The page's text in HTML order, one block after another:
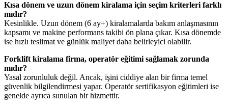
Kısa dönem ve uzun dönem kiralama için seçim kriterleri farklı
mıdır?
Kesinlikle. Uzun dönem (6 ay+) kiralamalarda bakım anlaşmasının
kapsamı ve makine performans takibi ön plana çıkar. Kısa dönemde
ise hızlı teslimat ve günlük maliyet daha belirleyici olabilir.
Forklift kiralama firma, operatör eğitimi sağlamak zorunda
mıdır?
Yasal zorunluluk değil. Ancak, işini ciddiye alan bir firma temel
güvenlik bilgilendirmesi yapar. Operatör sertifikasyon eğitimleri ise
genelde ayrıca sunulan bir hizmettir.